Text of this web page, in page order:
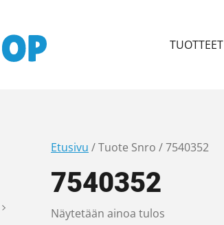
TUOTTEET
Etusivu / Tuote Snro / 7540352
7540352
Näytetään ainoa tulos